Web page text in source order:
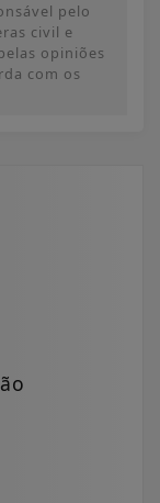
pelo
civil e
opiniões
com os